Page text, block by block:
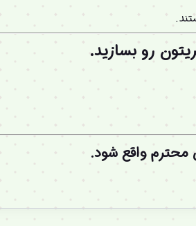
رو بسازید.
واقع شود.